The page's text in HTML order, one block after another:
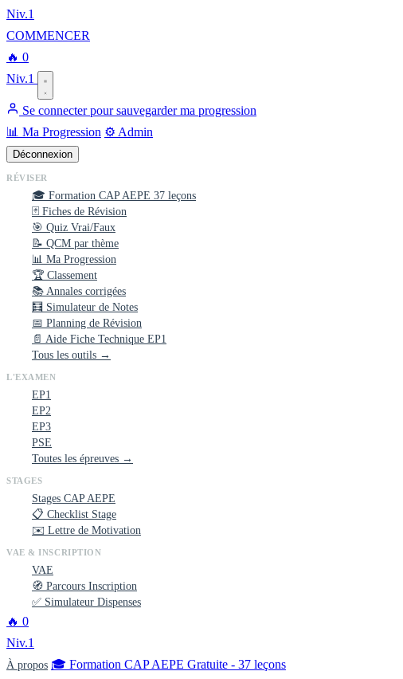
Niv.1
COMMENCER
🔥 0
Niv.1
Se connecter pour sauvegarder ma progression
📊 Ma Progression ⚙️ Admin
Déconnexion
RÉVISER
🎓 Formation CAP AEPE 37 leçons
🃏 Fiches de Révision
🎯 Quiz Vrai/Faux
📝 QCM par thème
📊 Ma Progression
🏆 Classement
📚 Annales corrigées
🧮 Simulateur de Notes
📅 Planning de Révision
📄 Aide Fiche Technique EP1
Tous les outils →
L'EXAMEN
EP1
EP2
EP3
PSE
Toutes les épreuves →
STAGES
Stages CAP AEPE
📋 Checklist Stage
✉️ Lettre de Motivation
VAE & INSCRIPTION
VAE
🧭 Parcours Inscription
✅ Simulateur Dispenses
🔥 0
Niv.1
À propos 🎓 Formation CAP AEPE Gratuite - 37 leçons